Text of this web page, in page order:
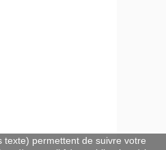
texte) permettent de suivre votre